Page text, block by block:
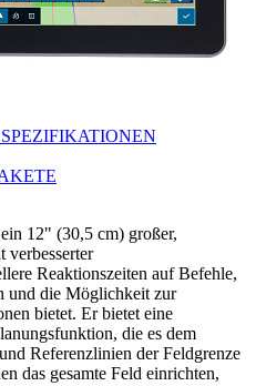
12" (30,5 cm) großer,
verbesserter
Reaktionszeiten auf Befehle,
und die Möglichkeit zur
bietet. Er bietet eine
die es dem
Referenzlinien der Feldgrenze
das gesamte Feld einrichten,